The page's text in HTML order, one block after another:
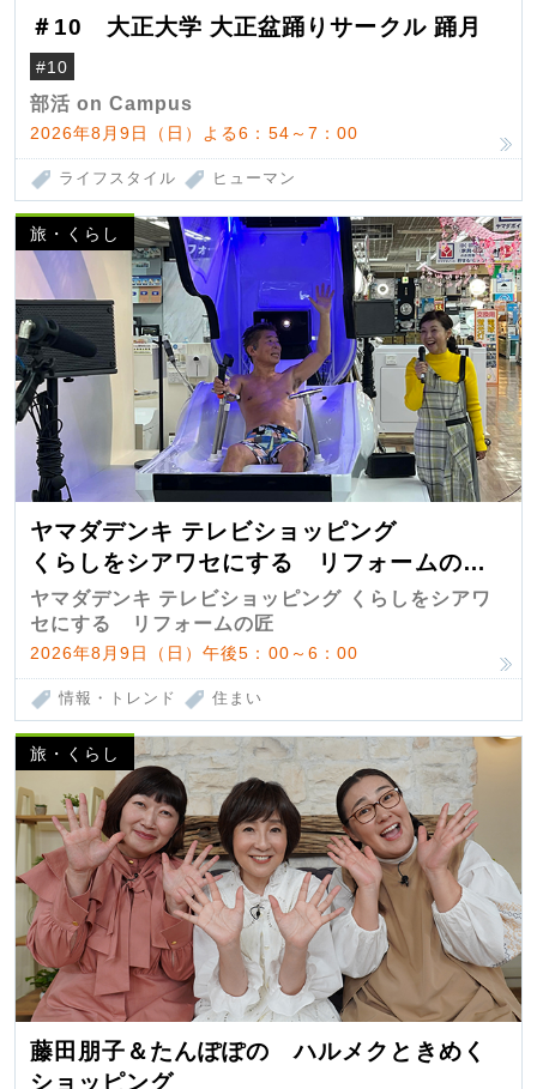
＃10 大正大学 大正盆踊りサークル 踊月
#10
部活 on Campus
2026年8月9日（日）よる6：54～7：00
ライフスタイル ヒューマン
旅・くらし
ヤマダデンキ テレビショッピング
くらしをシアワセにする リフォームの
匠 第7弾
ヤマダデンキ テレビショッピング くらしをシアワ
セにする リフォームの匠
2026年8月9日（日）午後5：00～6：00
情報・トレンド 住まい
旅・くらし
藤田朋子＆たんぽぽの ハルメクときめく
ショッピング